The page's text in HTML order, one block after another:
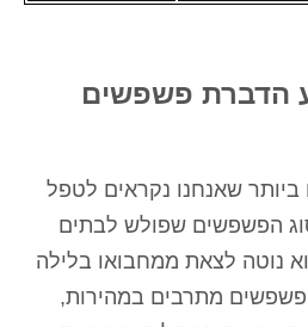
הדברת פשפשים
שאנחנו נקראים לטפל
הפשפשים שפולש לבתים
נוטה לצאת ממחבואו בלילה
מתרבים במהירות,